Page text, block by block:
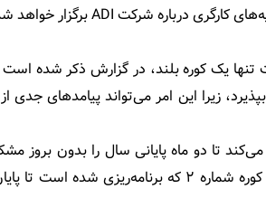
یک کوره بلند، در گزارش ذکر شده است
زیرا این امر می‌تواند پیامدهای جدی
تا دو ماه پایانی سال را بدون